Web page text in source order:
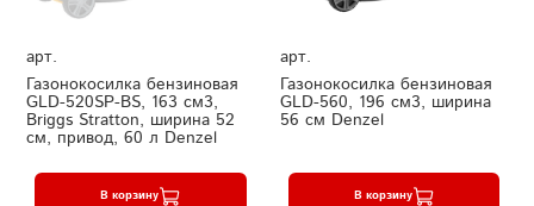
арт.
Газонокосилка бензиновая
GLD-520SP-BS, 163 см3,
Briggs Stratton, ширина 52
см, привод, 60 л Denzel
В корзину
арт.
Газонокосилка бензиновая
GLD-560, 196 см3, ширина
56 см Denzel
В корзину